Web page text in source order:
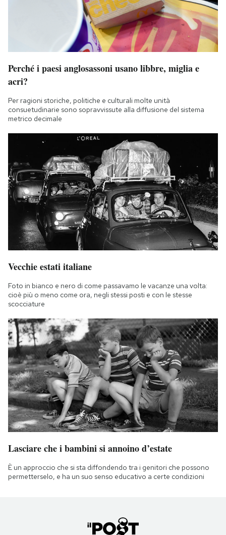
Perché i paesi anglosassoni usano libbre, miglia e
acri?
Per ragioni storiche, politiche e culturali molte unità
consuetudinarie sono sopravvissute alla diffusione del sistema
metrico decimale
Vecchie estati italiane
Foto in bianco e nero di come passavamo le vacanze una volta:
cioè più o meno come ora, negli stessi posti e con le stesse
scocciature
Lasciare che i bambini si annoino d’estate
È un approccio che si sta diffondendo tra i genitori che possono
permetterselo, e ha un suo senso educativo a certe condizioni